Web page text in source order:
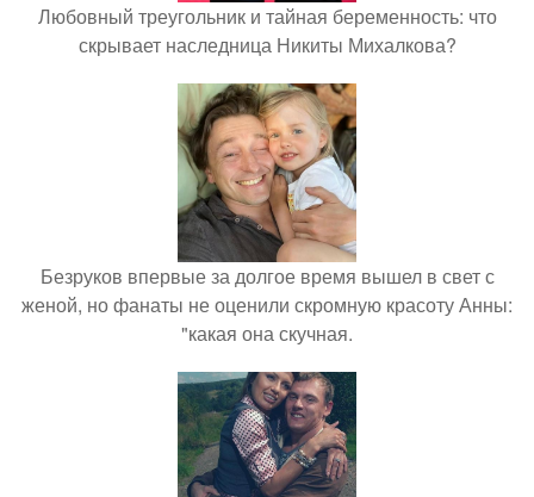
Любовный треугольник и тайная беременность: что
скрывает наследница Никиты Михалкова?
Безруков впервые за долгое время вышел в свет с
женой, но фанаты не оценили скромную красоту Анны:
"какая она скучная.